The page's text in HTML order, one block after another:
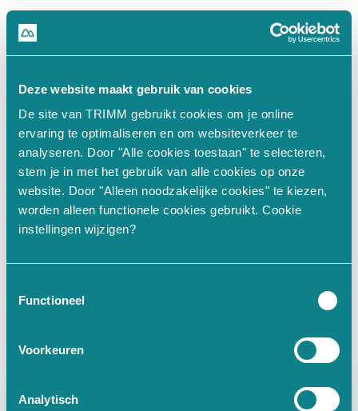
Deze website maakt gebruik van cookies
De site van TRIMM gebruikt cookies om je online
ervaring te optimaliseren en om websiteverkeer te
analyseren. Door "Alle cookies toestaan" te selecteren,
stem je in met het gebruik van alle cookies op onze
website. Door "Alleen noodzakelijke cookies" te kiezen,
worden alleen functionele cookies gebruikt. Cookie
instellingen wijzigen?
Functioneel
Voorkeuren
Analytisch
500
n.split(...).at is not a function
at Un (https://www.trimm.nl/
at Hi (https://www.trimm.nl/
at JI.fn (https://www.trimm.nl/
at Ke (https://www.trimm.nl/
(https://
at qf (https://www.trimm.nl/
at De (https://www.trimm.nl/